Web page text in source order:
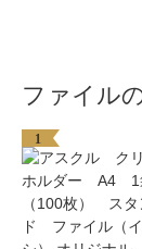
ファイル
1